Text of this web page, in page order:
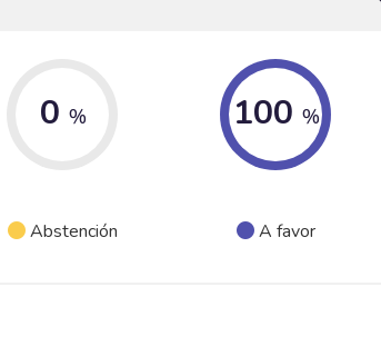
0 %
Abstención
100 %
A favor